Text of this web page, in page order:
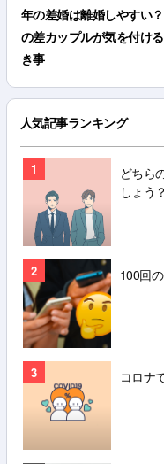
年の差婚は離婚しやすい
の差カップルが気を付け
き事
人気記事ランキング
1
どちら
しょう？
2 100回
3 コロナ